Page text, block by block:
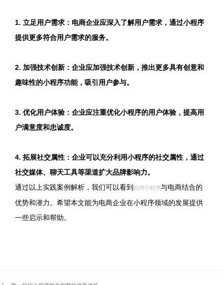
1. 立足用户需求：电商企业应深入了解用户需求，通过小程序
提供更多符合用户需求的服务。
2. 加强技术创新：企业应加强技术创新，推出更多具有创意和
趣味性的小程序功能，吸引用户参与。
3. 优化用户体验：企业应注重优化小程序的用户体验，提高用
户满意度和忠诚度。
4. 拓展社交属性：企业可以充分利用小程序的社交属性，通过
社交媒体、聊天工具等渠道扩大品牌影响力。
通过以上实践案例解析，我们可以看到 杭州小程序与电商结合的
优势和潜力。希望本文能为电商企业在小程序领域的发展提供
一些启示和帮助。